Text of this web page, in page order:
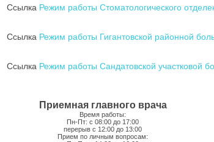
Ссылка Режим работы Стоматологического
Ссылка Режим работы Гигантовской районной
Ссылка Режим работы Сандатовской участковой
Приемная главного врача
Время работы:
Пн-Пт: с 08:00 до 17:00
перерыв с 12:00 до 13:00
Прием по личным вопросам: